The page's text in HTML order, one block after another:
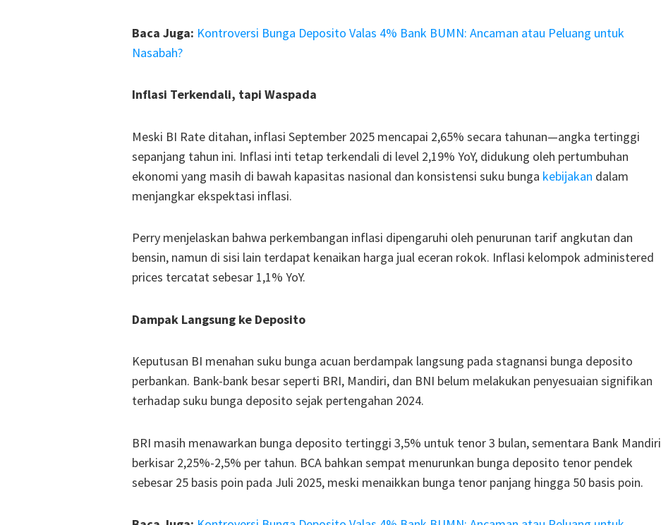
Baca Juga: Kontroversi Bunga Deposito Valas 4% Bank BUMN: Ancaman atau Peluang untuk
Nasabah?
Inflasi Terkendali, tapi Waspada
Meski BI Rate ditahan, inflasi September 2025 mencapai 2,65% secara tahunan—angka tertinggi
sepanjang tahun ini. Inflasi inti tetap terkendali di level 2,19% YoY, didukung oleh pertumbuhan
ekonomi yang masih di bawah kapasitas nasional dan konsistensi suku bunga kebijakan dalam
menjangkar ekspektasi inflasi.
Perry menjelaskan bahwa perkembangan inflasi dipengaruhi oleh penurunan tarif angkutan dan
bensin, namun di sisi lain terdapat kenaikan harga jual eceran rokok. Inflasi kelompok administered
prices tercatat sebesar 1,1% YoY.
Dampak Langsung ke Deposito
Keputusan BI menahan suku bunga acuan berdampak langsung pada stagnansi bunga deposito
perbankan. Bank-bank besar seperti BRI, Mandiri, dan BNI belum melakukan penyesuaian signifikan
terhadap suku bunga deposito sejak pertengahan 2024.
BRI masih menawarkan bunga deposito tertinggi 3,5% untuk tenor 3 bulan, sementara Bank Mandiri
berkisar 2,25%-2,5% per tahun. BCA bahkan sempat menurunkan bunga deposito tenor pendek
sebesar 25 basis poin pada Juli 2025, meski menaikkan bunga tenor panjang hingga 50 basis poin.